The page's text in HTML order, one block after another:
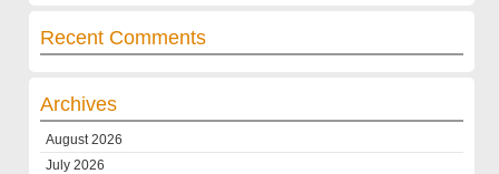
Recent Comments
Archives
August 2026
July 2026